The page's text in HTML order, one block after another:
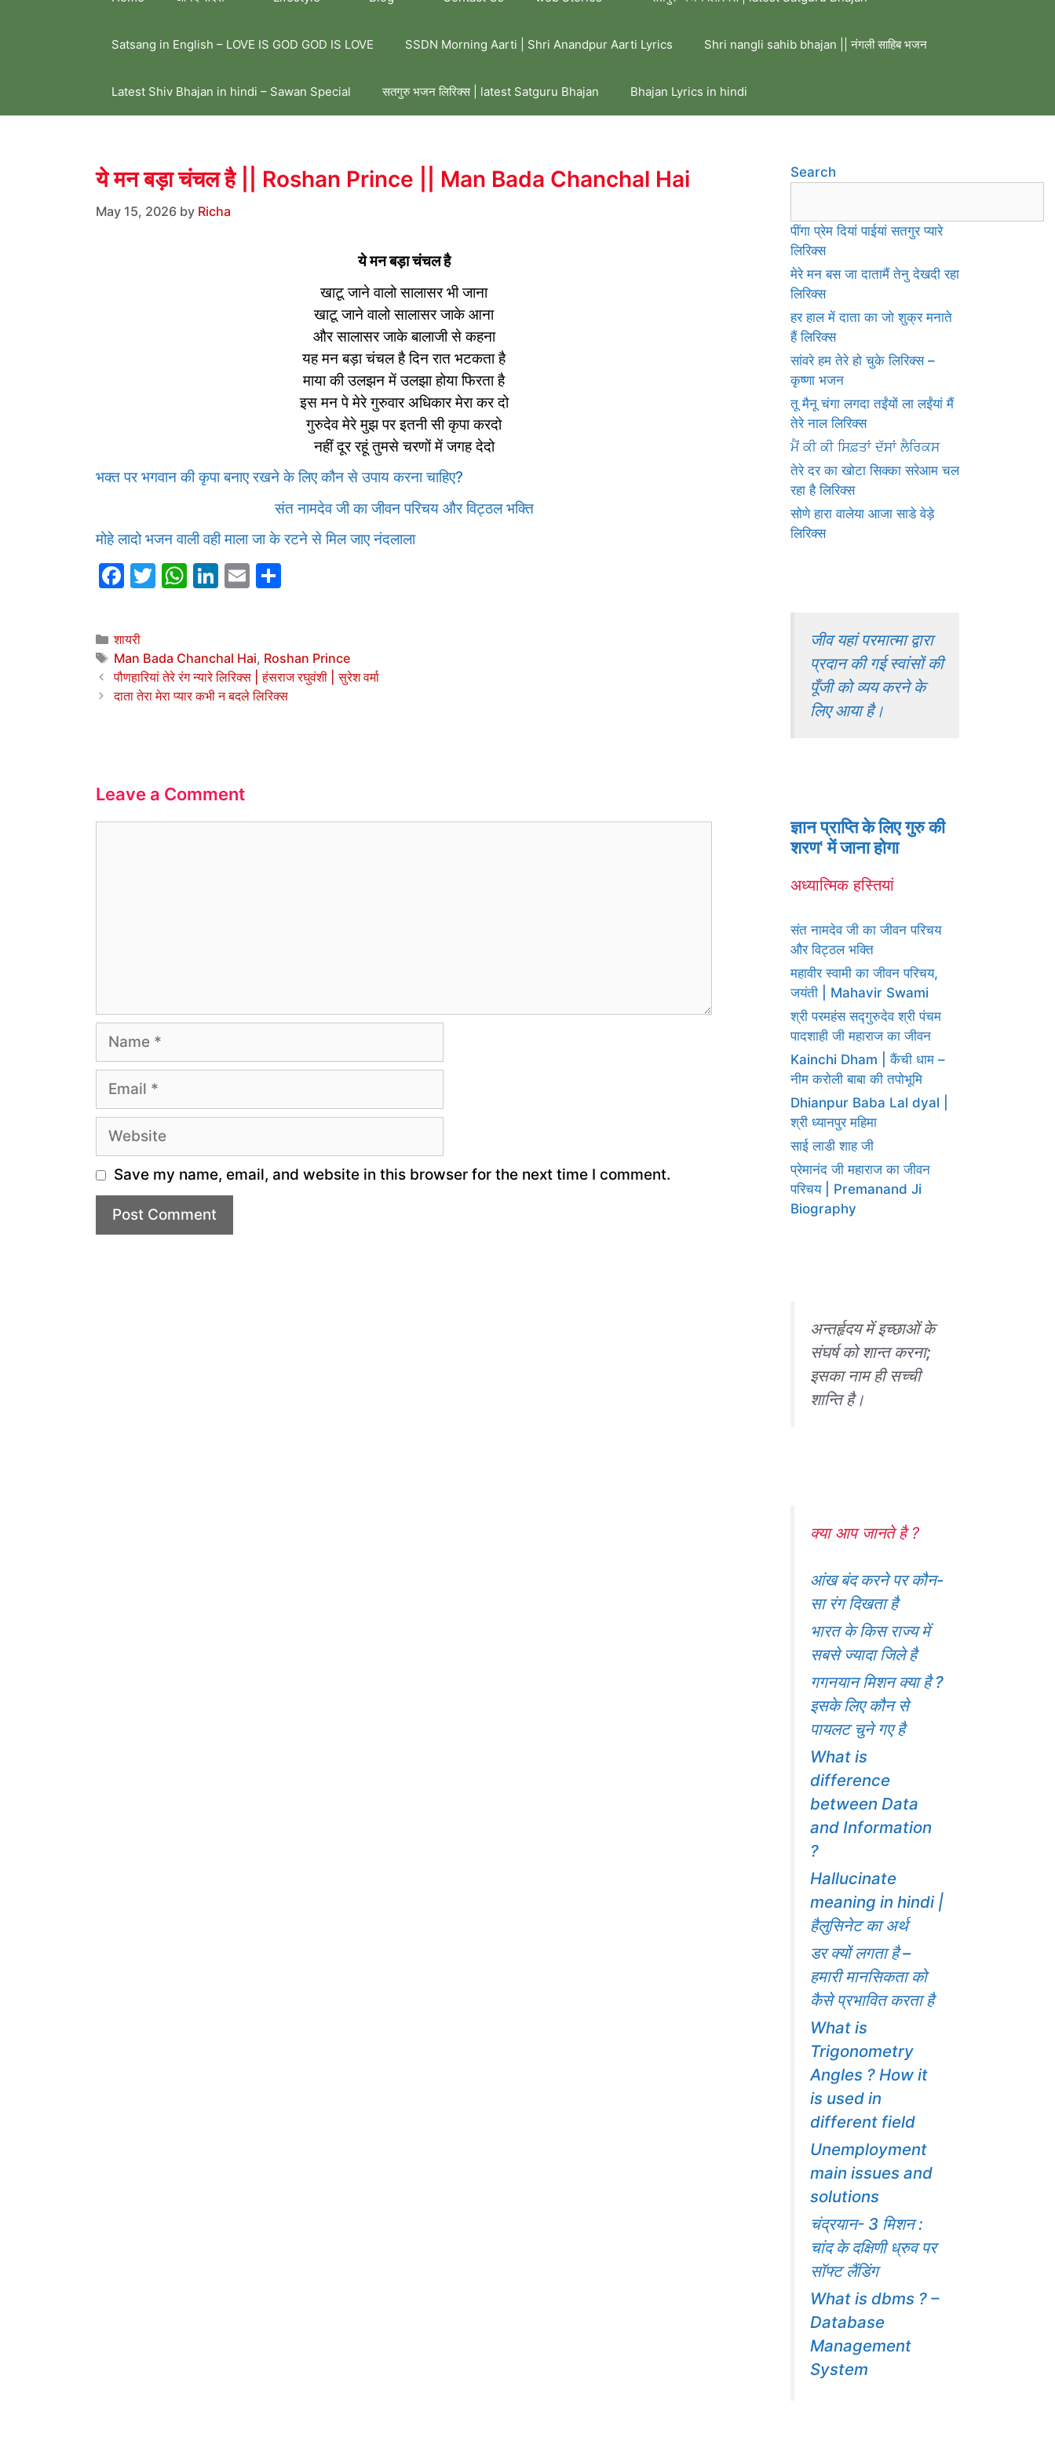
Satsang in English – LOVE IS GOD GOD IS LOVE SSDN Morning Aarti | Shri Anandpur Aarti Lyrics Shri nangli sahib bhajan || नंगली साहिब भजन
Latest Shiv Bhajan in hindi – Sawan Special सतगुरु भजन लिरिक्स | latest Satguru Bhajan Bhajan Lyrics in hindi
ये मन बड़ा चंचल है || Roshan Prince || Man Bada Chanchal Hai
May 15, 2026 by Richa
ये मन बड़ा चंचल है
खाटू जाने वालो सालासर भी जाना
खाटू जाने वालो सालासर जाके आना
और सालासर जाके बालाजी से कहना
यह मन बड़ा चंचल है दिन रात भटकता है
माया की उलझन में उलझा होया फिरता है
इस मन पे मेरे गुरुवार अधिकार मेरा कर दो
गुरुदेव मेरे मुझ पर इतनी सी कृपा करदो
नहीं दूर रहूं तुमसे चरणों में जगह देदो
भक्त पर भगवान की कृपा बनाए रखने के लिए कौन से उपाय करना चाहिए?
संत नामदेव जी का जीवन परिचय और विट्ठल भक्ति
मोहे लादो भजन वाली वही माला जा के रटने से मिल जाए नंदलाला
F
c
e
b
o
T
er
W
s
A
p
Li
e
dI
n
E
l
e
Categories
शायरी
Tags
Man Bada Chanchal Hai, Roshan Prince
पौणहारियां तेरे रंग न्यारे लिरिक्स | हंसराज रघुवंशी | सुरेश वर्मा
दाता तेरा मेरा प्यार कभी न बदले लिरिक्स
Leave a Comment
Name
Email
Website
Save my name, email, and website in this browser for the next time I comment.
Search
पींगा प्रेम दियां पाईयां सतगुर प्यारे
लिरिक्स
मेरे मन बस जा दातामैं तेनु देखदी रहा
लिरिक्स
हर हाल में दाता का जो शुक्र मनाते
हैं लिरिक्स
सांवरे हम तेरे हो चुके लिरिक्स –
कृष्णा भजन
तू मैनू चंगा लगदा तईंयों ला लईंयां मैं
तेरे नाल लिरिक्स
ਮੈਂ ਕੀ ਕੀ ਸਿਫ਼ਤਾਂ ਦੱਸਾਂ ਲੈਰਿਕਸ
तेरे दर का खोटा सिक्का सरेआम चल
रहा है लिरिक्स
सोणे हारा वालेया आजा साडे वेड़े
लिरिक्स
जीव यहां परमात्मा द्वारा
प्रदान की गई स्वांसों की
पूँजी को व्यय करने के
लिए आया है।
ज्ञान प्राप्ति के लिए गुरु की
शरण' में जाना होगा
अध्यात्मिक हस्तियां
संत नामदेव जी का जीवन परिचय
और विट्ठल भक्ति
महावीर स्वामी का जीवन परिचय,
जयंती | Mahavir Swami
श्री परमहंस सद्गुरुदेव श्री पंचम
पादशाही जी महाराज का जीवन
Kainchi Dham | कैंची धाम –
नीम करोली बाबा की तपोभूमि
Dhianpur Baba Lal dyal |
श्री ध्यानपुर महिमा
साई लाडी शाह जी
प्रेमानंद जी महाराज का जीवन
परिचय | Premanand Ji
Biography
अन्तर्हृदय में इच्छाओं के
संघर्ष को शान्त करना;
इसका नाम ही सच्ची
शान्ति है।
क्या आप जानते है ?
आंख बंद करने पर कौन-
सा रंग दिखता है
भारत के किस राज्य में
सबसे ज्यादा जिले है
गगनयान मिशन क्या है ?
इसके लिए कौन से
पायलट चुने गए है
What is
difference
between Data
and Information
?
Hallucinate
meaning in hindi |
हैलुसिनेट का अर्थ
डर क्यों लगता है –
हमारी मानसिकता को
कैसे प्रभावित करता है
What is
Trigonometry
Angles ? How it
is used in
different field
Unemployment
main issues and
solutions
चंद्रयान- 3 मिशन :
चांद के दक्षिणी ध्रुव पर
सॉफ्ट लैंडिंग
What is dbms ? –
Database
Management
System